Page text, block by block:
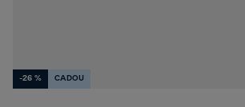
-26 % CADOU